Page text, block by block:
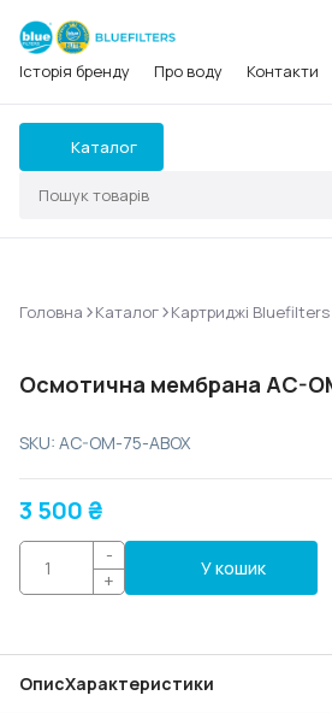
Історія бренду Про воду Контакти
Каталог
Головна >Каталог>Картриджі Bluefilters
Осмотична мембрана AC-
SKU: AC-OM-75-ABOX
3 500₴
-
+
У кошик
ОписХарактеристики